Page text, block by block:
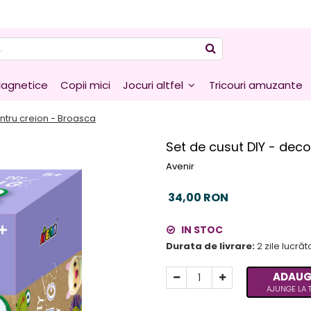
Copii mici Jocuri altfel Tricouri amuzante
creion - Broasca
Set de cusut DIY -
Avenir
34,00 RON
IN STOC
Durata de livrare:2 zile
AJUNGE LA